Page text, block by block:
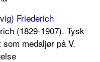
Friederich
(1829-1907). Tysk
medaljør på V.